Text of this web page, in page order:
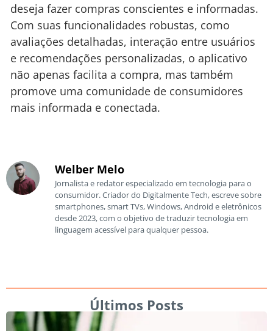
deseja fazer compras conscientes e informadas.
Com suas funcionalidades robustas, como
avaliações detalhadas, interação entre usuários
e recomendações personalizadas, o aplicativo
não apenas facilita a compra, mas também
promove uma comunidade de consumidores
mais informada e conectada.
Welber Melo
Jornalista e redator especializado em tecnologia para o
consumidor. Criador do Digitalmente Tech, escreve sobre
smartphones, smart TVs, Windows, Android e eletrônicos
desde 2023, com o objetivo de traduzir tecnologia em
linguagem acessível para qualquer pessoa.
Últimos Posts